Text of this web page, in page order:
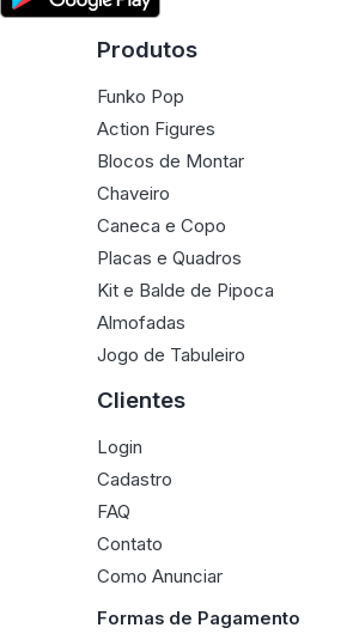
Produtos
Funko Pop
Action Figures
Blocos de Montar
Chaveiro
Caneca e Copo
Placas e Quadros
Kit e Balde de Pipoca
Almofadas
Jogo de Tabuleiro
Clientes
Login
Cadastro
FAQ
Contato
Como Anunciar
Formas de Pagamento